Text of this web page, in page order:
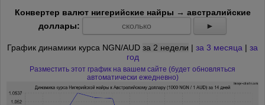
Конвертер валют нигерийские найры → австралийские
доллары:
►
График динамики курса NGN/AUD за 2 недели | за 3 месяца | за
год
Разместить этот график на вашем сайте (будет обновляться
автоматически ежедневно)